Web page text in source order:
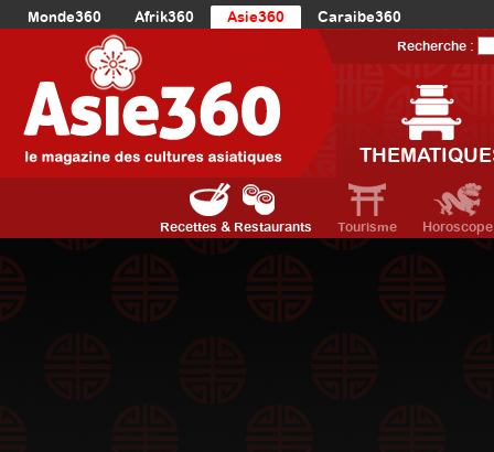
Monde360 Afrik360 Asie360
Caraibe360
Europe360
AmériqueDuNord360
Océanie360
Recherche :
Recettes & Restaurants Tourisme Horoscope